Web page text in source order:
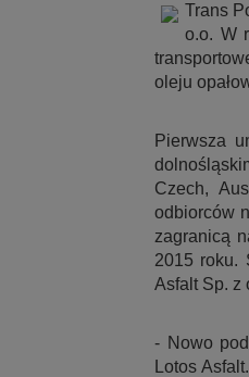
Trans
o.o. W
oleju
Pierwsza
Czech,
odbiorców
zagranicą
2015 roku.
Asfalt Sp. z
- Nowo
Lotos